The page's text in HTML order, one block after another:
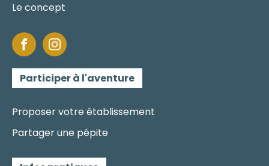
Le concept
Participer à l'aventure
Proposer votre établissement
Partager une pépite